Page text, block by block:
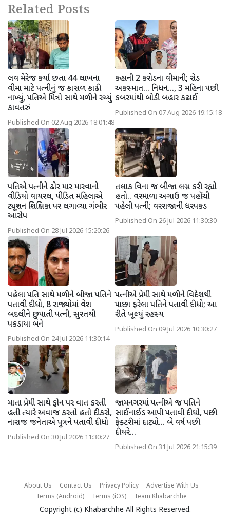
Related Posts
લવ મેરેજ કર્યા છતા 44 લાખના
વીમા માટે પત્નીનું જ કાસળ કાઢી
નાખ્યું, પતિએ મિત્રો સાથે મળીને રચ્યું
કાવતરું
Published On 02 Aug 2026 18:01:48
કહાની 2 કરોડના વીમાની; રોડ
અકસ્માત... નિધન..., 3 મહિના પછી
કબરમાંથી બોડી બહાર કઢાઈ
Published On 07 Aug 2026 19:15:18
પતિએ પત્નીને ઢોર માર મારવાનો
વીડિયો વાયરલ, પીડિત મહિલાએ
ટ્યૂશન શિક્ષિકા પર લગાવ્યા ગંભીર
આરોપ
Published On 28 Jul 2026 15:20:26
તલાક વિના જ બીજા લગ્ન કરી રહ્યો
હતો.. વરમાળા અગાઉ જ પહોંચી
પહેલી પત્ની; વરરાજાની ધરપકડ
Published On 26 Jul 2026 11:30:30
પહેલા પતિ સાથે મળીને બીજા પતિને
પતાવી દીધો, 8 રાજ્યોમાં વેશ
બદલીને છુપાતી પત્ની, સુરતથી
પકડાયા બંને
Published On 24 Jul 2026 11:30:14
પત્નીએ પ્રેમી સાથે મળીને વિદેશથી
પાછા ફરેલા પતિને પતાવી દીધો; આ
રીતે ખૂલ્યું રહસ્ય
Published On 09 Jul 2026 10:30:27
માતા પ્રેમી સાથે ફોન પર વાત કરતી
હતી ત્યારે અવાજ કરતો હતો દીકરો,
નારાજ જનેતાએ પુત્રને પતાવી દીધો
Published On 30 Jul 2026 11:30:27
જામનગરમાં પત્નીએ જ પતિને
સાઈનાઈડ આપી પતાવી દીધો, પછી
ફેક્ટરીમાં દાટ્યો... બે વર્ષ પછી
દીયરે...
Published On 31 Jul 2026 21:15:39
About Us Contact Us Privacy Policy
Advertise With Us
Terms (Android)
Terms (iOS) Team Khabarchhe
Copyright (c) Khabarchhe All Rights Reserved.